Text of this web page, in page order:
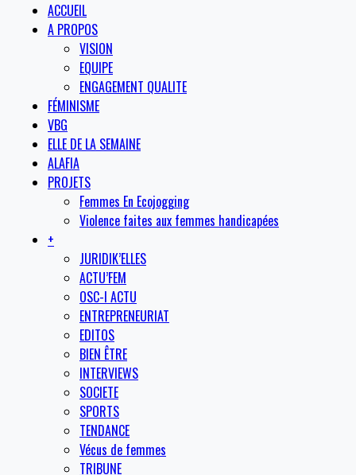
ACCUEIL
A PROPOS
VISION
EQUIPE
ENGAGEMENT QUALITE
FÉMINISME
VBG
ELLE DE LA SEMAINE
ALAFIA
PROJETS
Femmes En Ecojogging
Violence faites aux femmes handicapées
+
JURIDIK’ELLES
ACTU’FEM
OSC-I ACTU
ENTREPRENEURIAT
EDITOS
BIEN ÊTRE
INTERVIEWS
SOCIETE
SPORTS
TENDANCE
Vécus de femmes
TRIBUNE